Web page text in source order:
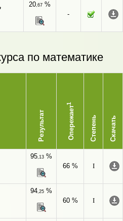
20,67 %
-
по математике
Результат Опережает
1
Степень Скачать
95,13 %
66 %
I
94,25 %
60 %
I